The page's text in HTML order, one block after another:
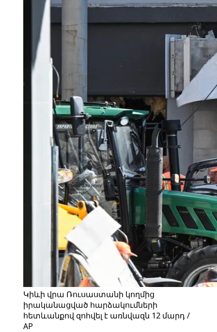
Կիևի վրա Ռուսաստանի կողմից
իրականացված հարձակումների
հետևանքով զոհվել է առնվազն 12 մարդ /
AP